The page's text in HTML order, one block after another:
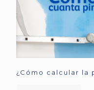
¿Cómo calcular la